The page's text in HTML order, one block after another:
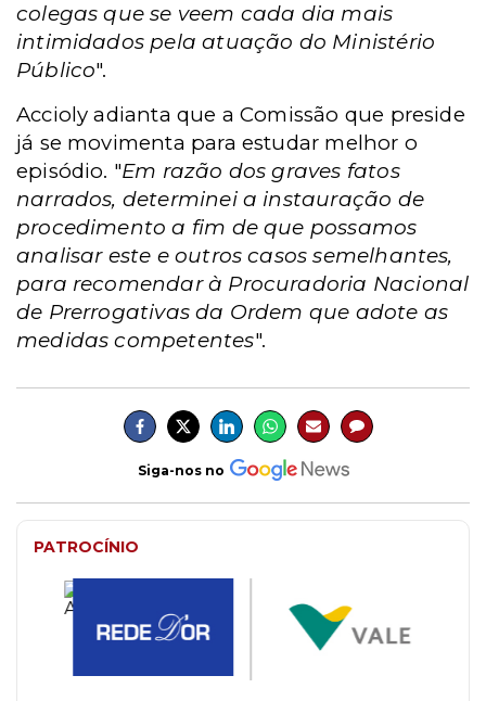
colegas que se veem cada dia mais
intimidados pela atuação do Ministério
Público".
Accioly adianta que a Comissão que preside
já se movimenta para estudar melhor o
episódio. "Em razão dos graves fatos
narrados, determinei a instauração de
procedimento a fim de que possamos
analisar este e outros casos semelhantes,
para recomendar à Procuradoria Nacional
de Prerrogativas da Ordem que adote as
medidas competentes".
Siga-nos no
PATROCÍNIO